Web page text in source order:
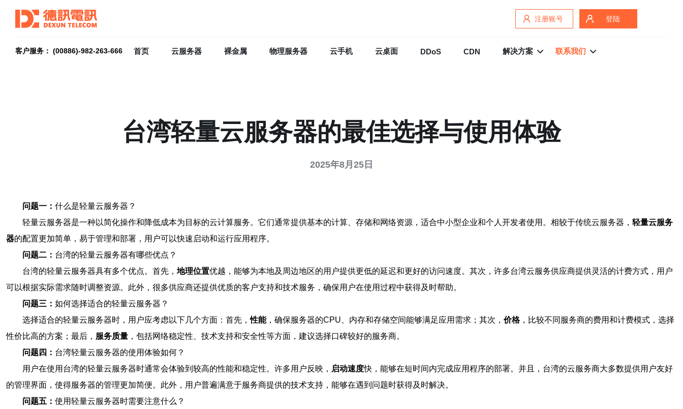
注册账号 登陆
客户服务： (00886)-982-263-666 首页 云服务器 裸金属 物理服务器 云手机 云桌面 DDoS CDN 解决方案 联系我们
台湾轻量云服务器的最佳选择与使用体验
2025年8月25日
问题一： 什么是轻量云服务器？
轻量云服务器是一种以简化操作和降低成本为目标的云计算服务。它们通常提供基本的计算、存储和网络资源，适合中小型企业和个人开发者使用。相较于传统云服务器， 轻量云服务
器的配置更加简单，易于管理和部署，用户可以快速启动和运行应用程序。
问题二： 台湾的轻量云服务器有哪些优点？
台湾的轻量云服务器具有多个优点。首先， 地理位置优越，能够为本地及周边地区的用户提供更低的延迟和更好的访问速度。其次，许多台湾云服务供应商提供灵活的计费方式，用户
可以根据实际需求随时调整资源。此外，很多供应商还提供优质的客户支持和技术服务，确保用户在使用过程中获得及时帮助。
问题三： 如何选择适合的轻量云服务器？
选择适合的轻量云服务器时，用户应考虑以下几个方面：首先，性能，确保服务器的CPU、内存和存储空间能够满足应用需求；其次， 价格，比较不同服务商的费用和计费模式，选择
性价比高的方案；最后， 服务质量 ，包括网络稳定性、技术支持和安全性等方面，建议选择口碑较好的服务商。
问题四： 台湾轻量云服务器的使用体验如何？
用户在使用台湾的轻量云服务器时通常会体验到较高的性能和稳定性。许多用户反映， 启动速度快，能够在短时间内完成应用程序的部署。并且，台湾的云服务商大多数提供用户友好
的管理界面，使得服务器的管理更加简便。此外，用户普遍满意于服务商提供的技术支持，能够在遇到问题时获得及时解决。
问题五： 使用轻量云服务器时需要注意什么？